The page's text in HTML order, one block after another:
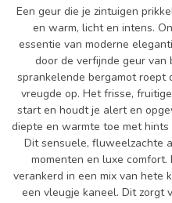
Een geur die je zintuigen
en warm, licht en intens.
essentie van moderne
door de verfijnde geur van
sprankelende bergamot roept
vreugde op. Het frisse,
start en houdt je alert en
diepte en warmte toe met
Dit sensuele, fluweelzachte
momenten en luxe
verankerd in een mix van hete
een vleugje kaneel. Dit zorgt